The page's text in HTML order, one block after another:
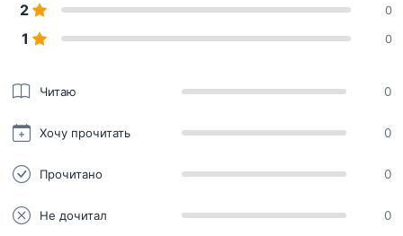
2 0
1 0
Читаю 0
Хочу прочитать 0
Прочитано 0
Не дочитал 0